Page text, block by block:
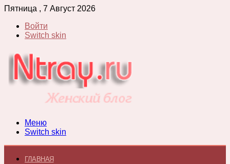
Пятница , 7 Август 2026
Войти
Switch skin
Меню
Switch skin
ГЛАВНАЯ